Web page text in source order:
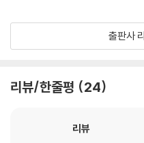
소원을 통해 보는 요즘 아이들의
『소원을 들어주는 미호네』에는
하고, 생각지도 못한 결론에 이르
공감할 것입니다.
출판사
리뷰/한줄평 24
리뷰